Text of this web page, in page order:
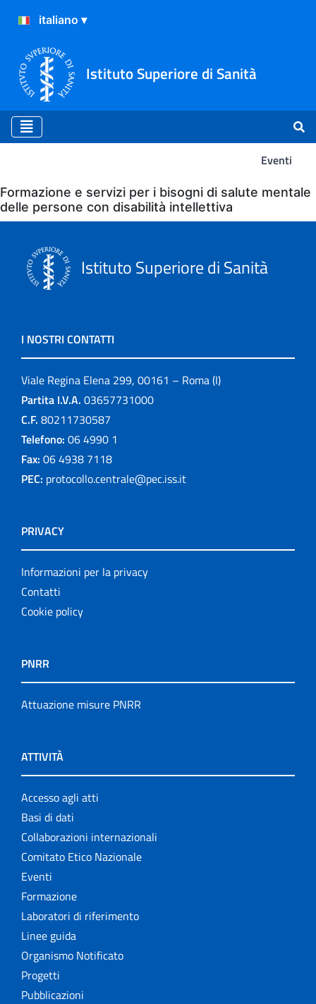
Istituto Superiore di Sanità
Eventi
Eventi
Formazione e servizi per i bisogni di salute mentale
delle persone con disabilità intellettiva
Istituto Superiore di Sanità
I NOSTRI CONTATTI
Viale Regina Elena 299, 00161 – Roma (I)
Partita I.V.A. 03657731000
C.F. 80211730587
Telefono: 06 4990 1
Fax: 06 4938 7118
PEC: protocollo.centrale@pec.iss.it
PRIVACY
Informazioni per la privacy
Contatti
Cookie policy
PNRR
Attuazione misure PNRR
ATTIVITÀ
Accesso agli atti
Basi di dati
Collaborazioni internazionali
Comitato Etico Nazionale
Eventi
Formazione
Laboratori di riferimento
Linee guida
Organismo Notificato
Progetti
Pubblicazioni